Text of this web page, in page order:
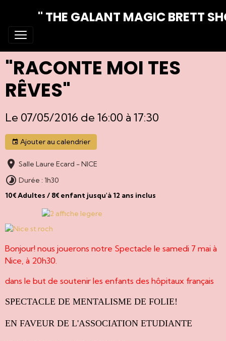
" THE GALANT MAGIC BRETT
"RACONTE MOI TES
RÊVES"
Le 07/05/2016 de 16:00 à 17:30
Ajouter au calendrier
Salle Laure Ecard - NICE
Durée : 1h30
10€ Adultes / 8€ enfant jusqu'à 12 ans inclus
Bonjour! nous jouerons notre Spectacle le samedi 7 mai à
Nice, à 20h30.
dans le but de soutenir les enfants des hôpitaux français
SPECTACLE DE MENTALISME DE FOLIE!
EN FAVEUR DE L'ASSOCIATION ETUDIANTE